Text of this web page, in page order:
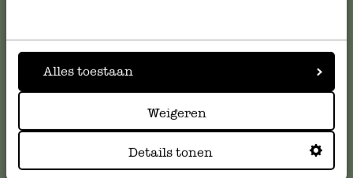
Alles toestaan
Weigeren
Details tonen
klantenservice. Of bekijk hier het antwoord op de
meestgestelde vragen
Online Klantenservice